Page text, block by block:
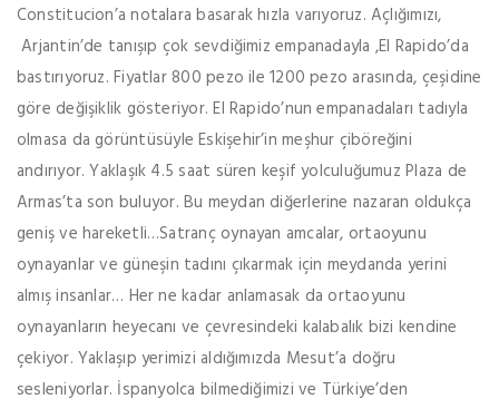
Constitucion’a notalara basarak hızla varıyoruz. Açlığımızı,
Arjantin’de tanışıp çok sevdiğimiz empanadayla ,El Rapido’da
bastırıyoruz. Fiyatlar 800 pezo ile 1200 pezo arasında, çeşidine
göre değişiklik gösteriyor. El Rapido’nun empanadaları tadıyla
olmasa da görüntüsüyle Eskişehir’in meşhur çiböreğini
andırıyor. Yaklaşık 4.5 saat süren keşif yolculuğumuz Plaza de
Armas’ta son buluyor. Bu meydan diğerlerine nazaran oldukça
geniş ve hareketli…Satranç oynayan amcalar, ortaoyunu
oynayanlar ve güneşin tadını çıkarmak için meydanda yerini
almış insanlar… Her ne kadar anlamasak da ortaoyunu
oynayanların heyecanı ve çevresindeki kalabalık bizi kendine
çekiyor. Yaklaşıp yerimizi aldığımızda Mesut’a doğru
sesleniyorlar. İspanyolca bilmediğimizi ve Türkiye’den